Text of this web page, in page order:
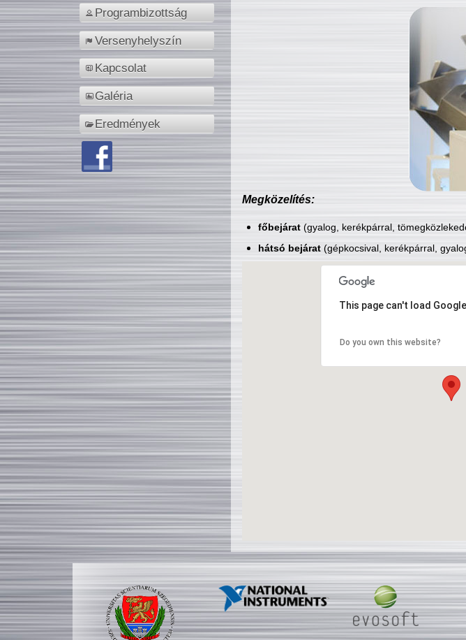
Programbizottság
Versenyhelyszín
Kapcsolat
Galéria
Eredmények
Megközelítés:
főbejárat(gyalog, kerékpárral,
hátsó bejárat(gépkocsival, kerékpárral,
This page can't load
Do you own this website?